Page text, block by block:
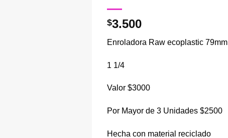
$3.500
Enroladora Raw ecoplastic 79mm
1 1/4
Valor $3000
Por Mayor de 3 Unidades $2500
Hecha con material reciclado